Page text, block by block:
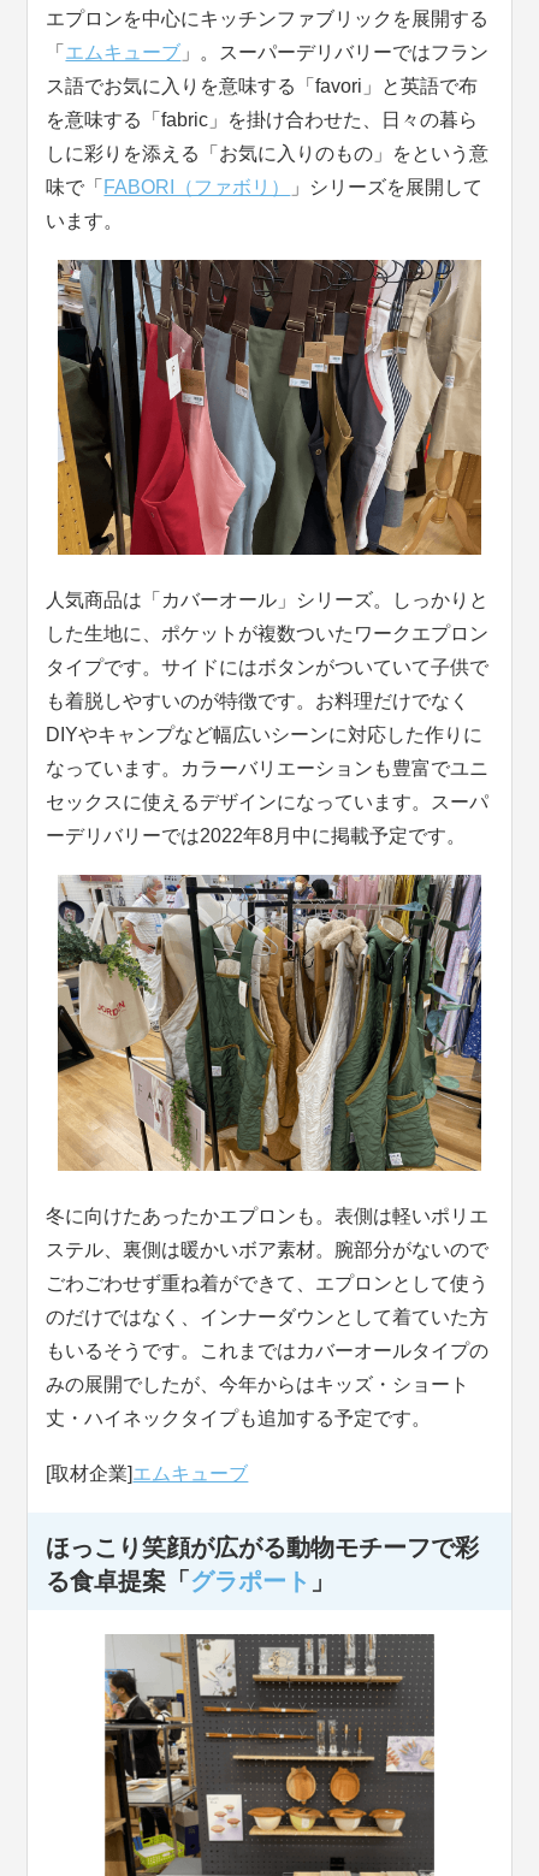
エプロンを中心にキッチンファブリックを展開する
「 エムキューブ 」。スーパーデリバリーではフラン
ス語でお気に入りを意味する「favori」と英語で布
を意味する「fabric」を掛け合わせた、日々の暮ら
しに彩りを添える「お気に入りのもの」をという意
味で「 FABORI（ファボリ）
」シリーズを展開して
います。
人気商品は「カバーオール」シリーズ。しっかりと
した生地に、ポケットが複数ついたワークエプロン
タイプです。サイドにはボタンがついていて子供で
も着脱しやすいのが特徴です。お料理だけでなく
DIYやキャンプなど幅広いシーンに対応した作りに
なっています。カラーバリエーションも豊富でユニ
セックスに使えるデザインになっています。スーパ
ーデリバリーでは2022年8月中に掲載予定です。
冬に向けたあったかエプロンも。表側は軽いポリエ
ステル、裏側は暖かいボア素材。腕部分がないので
ごわごわせず重ね着ができて、エプロンとして使う
のだけではなく、インナーダウンとして着ていた方
もいるそうです。これまではカバーオールタイプの
みの展開でしたが、今年からはキッズ・ショート
丈・ハイネックタイプも追加する予定です。
[取材企業]エムキューブ
ほっこり笑顔が広がる動物モチーフで彩
る食卓提案「 グラポート 」